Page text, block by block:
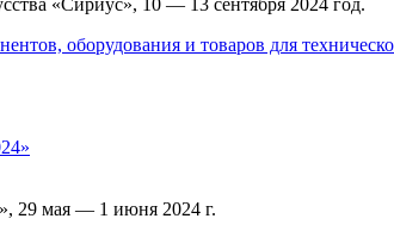
оборудования и товаров для
29 мая — 1 июня 2024 г.